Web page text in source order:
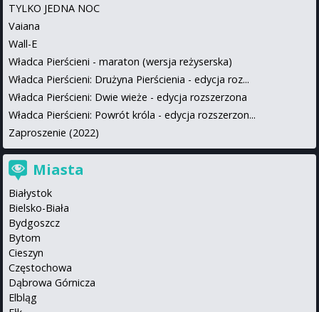
TYLKO JEDNA NOC
Vaiana
Wall-E
Władca Pierścieni - maraton (wersja reżyserska)
Władca Pierścieni: Drużyna Pierścienia - edycja roz...
Władca Pierścieni: Dwie wieże - edycja rozszerzona
Władca Pierścieni: Powrót króla - edycja rozszerzon...
Zaproszenie (2022)
Miasta
Białystok
Bielsko-Biała
Bydgoszcz
Bytom
Cieszyn
Częstochowa
Dąbrowa Górnicza
Elbląg